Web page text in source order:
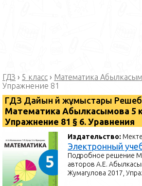
ГДЗ › 5 класс › Математика
Упражнение 81
ГДЗ Дайын үй жұмыстары
Математика ⁠Абылкасымова 5
Упражнение 81 § 6. Уравнения
Издательство:
Электронный
Подробное решение
авторов А.Е.
Жумагулова 2017,